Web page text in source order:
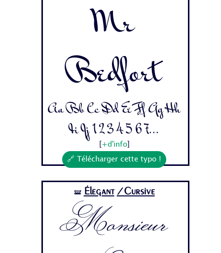
Mr
Bedfort
Aa Bb Cc Dd Ee Ff Gg Hh
Ii Jj 1 2 3 4 5 6 7...
+d'info]
🔗 Télécharger cette typo !
🝛 Élégant /Cursive
Monsieur